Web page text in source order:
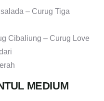
– Curug Tiga
Cibaliung – Curug Love
MEDIUM